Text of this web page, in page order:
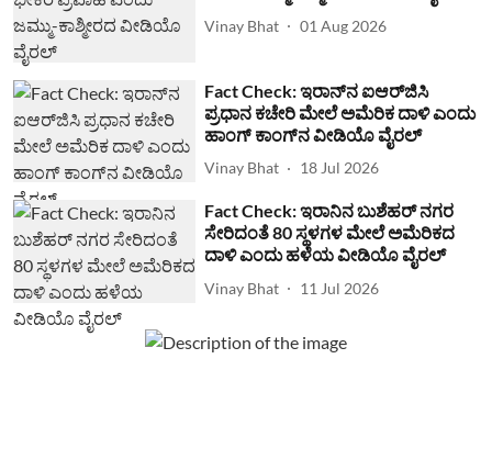
Vinay Bhat 01 Aug 2026
Fact Check: ಇರಾನ್‌ನ ಐಆರ್‌ಜಿಸಿ
ಪ್ರಧಾನ ಕಚೇರಿ ಮೇಲೆ ಅಮೆರಿಕ ದಾಳಿ ಎಂದು
ಹಾಂಗ್ ಕಾಂಗ್​ನ ವೀಡಿಯೊ ವೈರಲ್
Vinay Bhat 18 Jul 2026
Fact Check: ಇರಾನಿನ ಬುಶೆಹರ್ ನಗರ
ಸೇರಿದಂತೆ 80 ಸ್ಥಳಗಳ ಮೇಲೆ ಅಮೆರಿಕದ
ದಾಳಿ ಎಂದು ಹಳೆಯ ವೀಡಿಯೊ ವೈರಲ್
Vinay Bhat 11 Jul 2026